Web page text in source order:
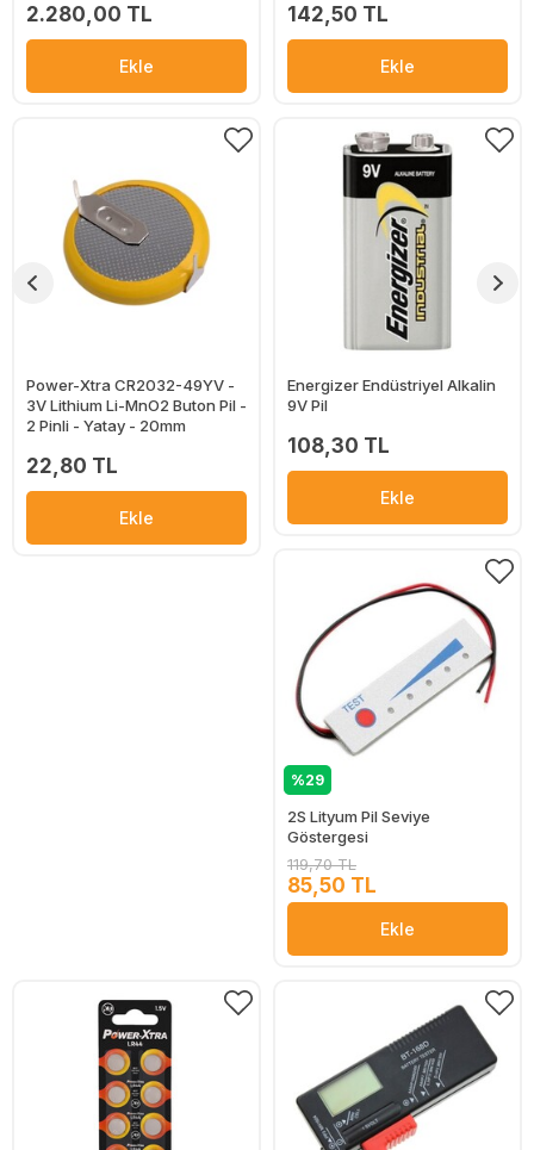
2.280,00 TL
Ekle
142,50 TL
Ekle
Power-Xtra CR2032-49YV -
3V Lithium Li-MnO2 Buton Pil -
2 Pinli - Yatay - 20mm
22,80 TL
Ekle
Energizer Endüstriyel Alkalin
9V Pil
108,30 TL
Ekle
%29
2S Lityum Pil Seviye
Göstergesi
119,70 TL
85,50 TL
Ekle